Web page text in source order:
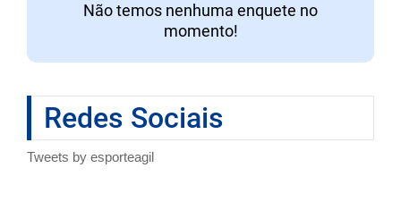
Não temos nenhuma enquete no
momento!
Redes Sociais
Tweets by esporteagil